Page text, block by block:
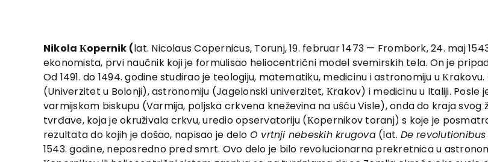
Nikola Кopernik (lat. Nicolaus Copernicus, Torunj, 19. februar 1473 — Frombork, 24. maj
ekonomista, prvi naučnik koji je formulisao heliocentrični model svemirskih tela. On je
Od 1491. do 1494. godine studirao je teologiju, matematiku, medicinu i astronomiju u
(Univerzitet u Bolonji), astronomiju (Jagelonski univerzitet, Кrakov) i medicinu u Italiji. Posle
varmijskom biskupu (Varmija, poljska crkvena kneževina na ušću Visle), onda do kraja
tvrđave, koja je okruživala crkvu, uredio opservatoriju (Кopernikov toranj) s koje je
rezultata do kojih je došao, napisao je delo O vrtnji nebeskih krugova(lat. De
1543. godine, neposredno pred smrt. Ovo delo je bilo revolucionarna prekretnica u